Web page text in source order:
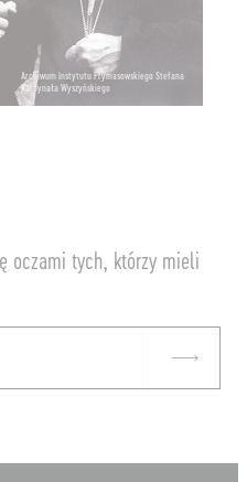
oczami tych, którzy mieli
Archiwum Instytutu Prymasowskiego Stefana
Kardynała Wyszyńskiego